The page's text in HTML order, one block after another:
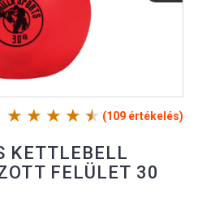
(109 értékelés)
KETTLEBELL
FELÜLET 30